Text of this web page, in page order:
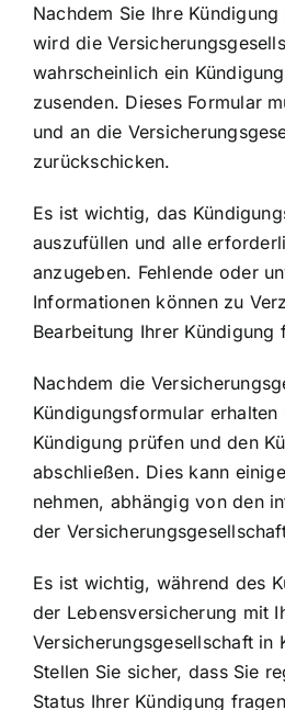
Nachdem Sie Ihre
wird die
wahrscheinlich ein
zusenden. Dieses Formular
und an die
zurückschicken.
Es ist wichtig, das
auszufüllen und alle
anzugeben. Fehlende oder
Informationen können zu
Bearbeitung Ihrer Kündigung
Nachdem die
Kündigungsformular
Kündigung prüfen und den
abschließen. Dies kann
nehmen, abhängig von den
der
Es ist wichtig, während des
der Lebensversicherung mit
Versicherungsgesellschaft in
Stellen Sie sicher, dass Sie
Status Ihrer Kündigung